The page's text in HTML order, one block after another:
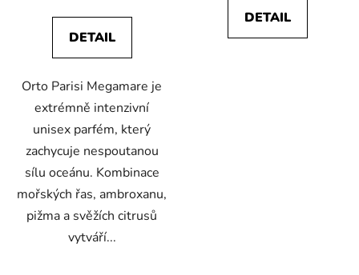
DETAIL
Orto Parisi Megamare je
extrémně intenzivní
unisex parfém, který
zachycuje nespoutanou
sílu oceánu. Kombinace
mořských řas, ambroxanu,
pižma a svěžích citrusů
vytváří...
DETAIL